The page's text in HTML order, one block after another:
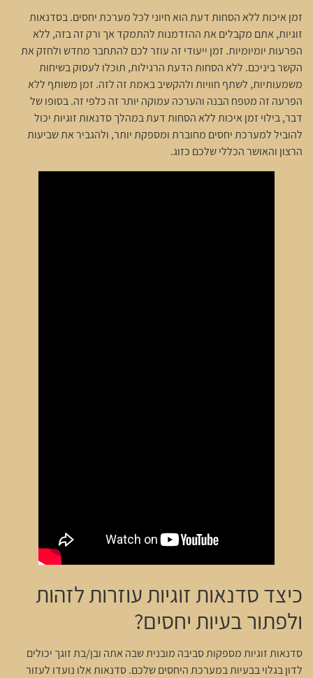
זמן איכות ללא הסחות דעת הוא חיוני לכל מערכת יחסים. בסדנאות
זוגיות, אתם מקבלים את ההזדמנות להתמקד אך ורק זה בזה, ללא
הפרעות יומיומיות. זמן ייעודי זה עוזר לכם להתחבר מחדש ולחזק את
הקשר ביניכם. ללא הסחות הדעת הרגילות, תוכלו לעסוק בשיחות
משמעותיות, לשתף חוויות ולהקשיב באמת זה לזה. זמן משותף ללא
הפרעה זה מטפח הבנה והערכה עמוקה יותר זה כלפי זה. בסופו של
דבר, בילוי זמן איכות ללא הסחות דעת במהלך סדנאות זוגיות יכול
להוביל למערכת יחסים מחוברת ומספקת יותר, ולהגביר את שביעות
הרצון והאושר הכללי שלכם כזוג.
כיצד סדנאות זוגיות עוזרות לזהות
ולפתור בעיות יחסים?
סדנאות זוגיות מספקות סביבה מובנית שבה אתה ובן/בת זוגך יכולים
לדון בגלוי בבעיות במערכת היחסים שלכם. סדנאות אלו נועדו לעזור